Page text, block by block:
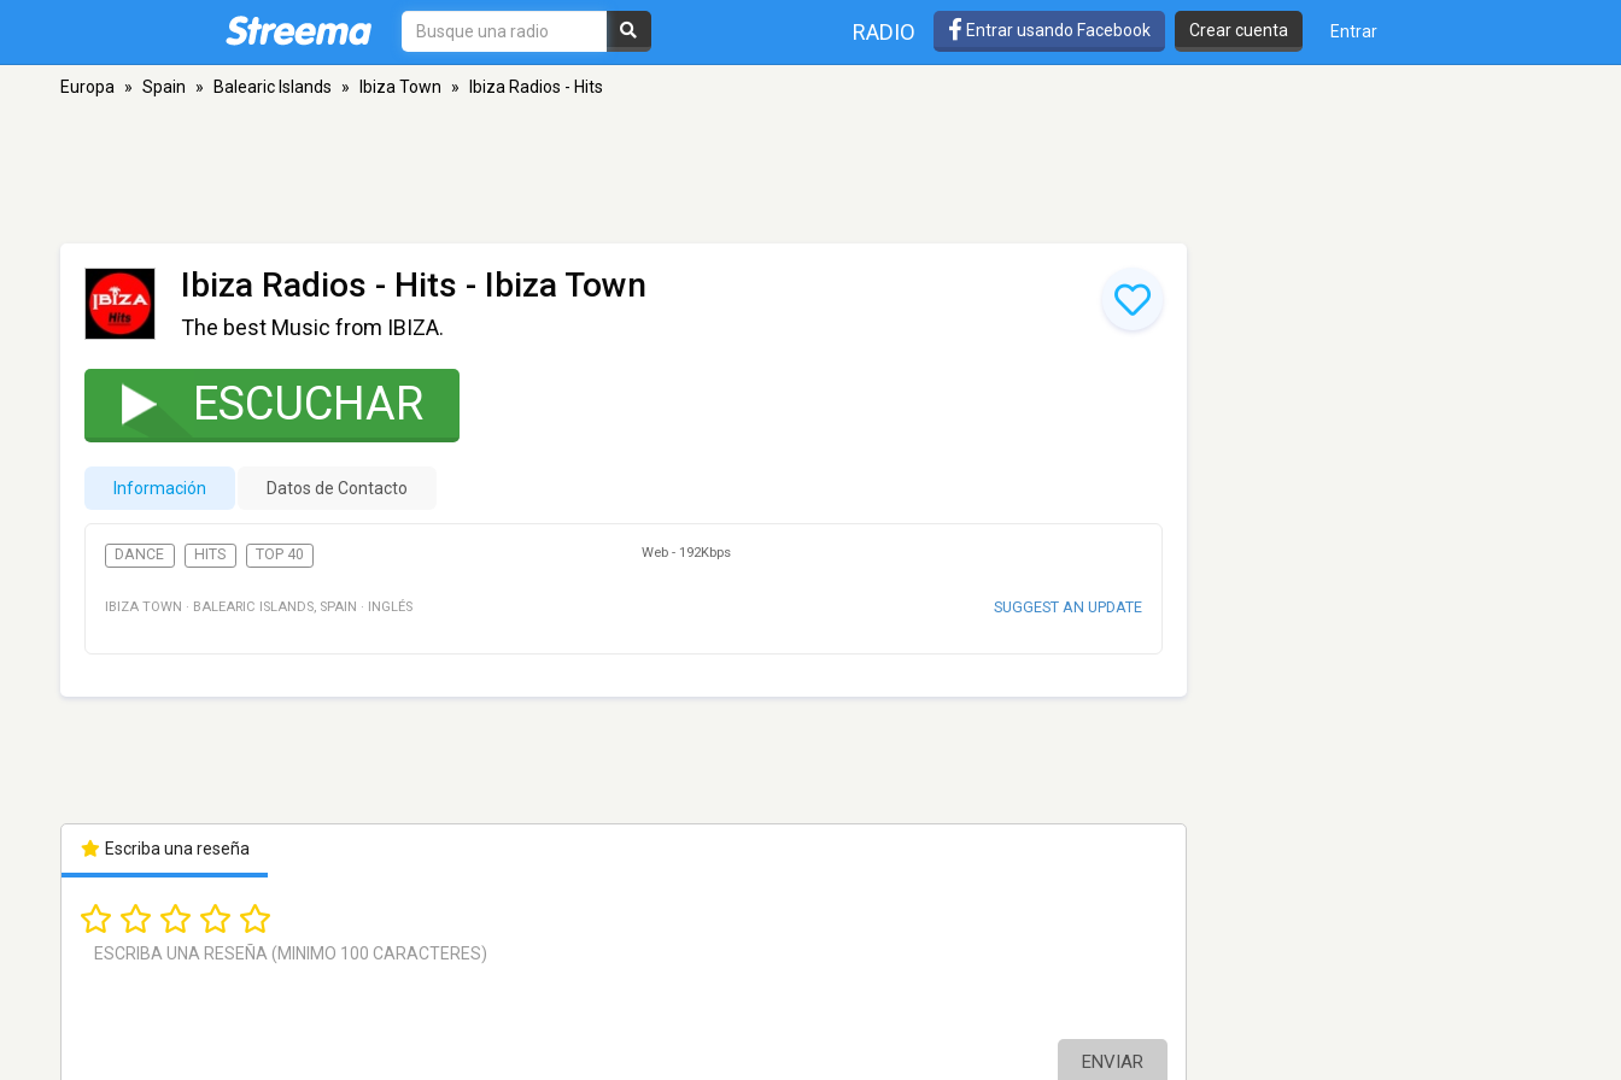
RADIO Entrar usando Facebook Crear cuenta Entrar
Europa » Spain » Balearic Islands » Ibiza Town » Ibiza Radios - Hits
Ibiza Radios - Hits - Ibiza Town
The best Music from IBIZA.
ESCUCHAR
Información Datos de Contacto
DANCE HITS TOP 40 Web - 192Kbps
IBIZA TOWN · BALEARIC ISLANDS, SPAIN · INGLÉS SUGGEST AN UPDATE
Escriba una reseña
ENVIAR